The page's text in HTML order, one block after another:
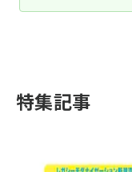
特集記事